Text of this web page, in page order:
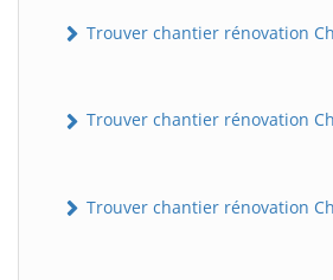
Trouver chantier rénovation
Trouver chantier rénovation
Trouver chantier rénovation